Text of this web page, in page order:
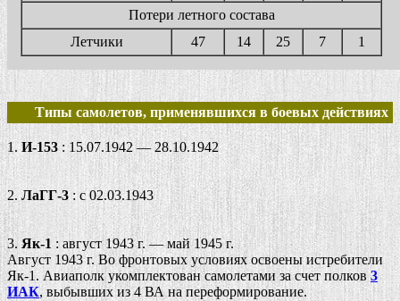
Потери летного состава
Летчики
47 14 25 7 1
Типы самолетов, применявшихся в боевых действиях
1.И-153 : 15.07.1942 — 28.10.1942
2.ЛаГГ-3 : c 02.03.1943
3.Як-1 : август 1943 г. — май 1945 г.
Август 1943 г. Во фронтовых условиях освоены истребители
Як-1. Авиаполк укомплектован самолетами за счет полков3
ИАК, выбывших из 4 ВА на переформирование.